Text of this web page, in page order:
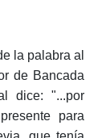
la palabra al
de Bancada
dice: "...por
para